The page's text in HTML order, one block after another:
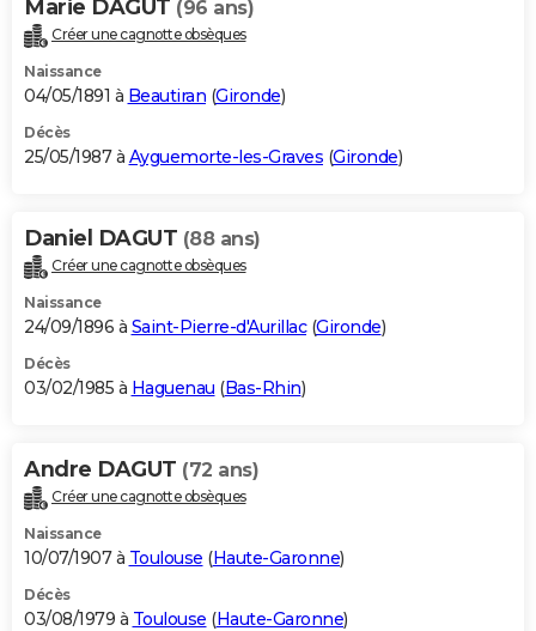
Marie DAGUT (96 ans)
Créer une cagnotte obsèques
Naissance
04/05/1891 à Beautiran (Gironde)
Décès
25/05/1987 à Ayguemorte-les-Graves (Gironde)
Daniel DAGUT (88 ans)
Créer une cagnotte obsèques
Naissance
24/09/1896 à Saint-Pierre-d'Aurillac(Gironde)
Décès
03/02/1985 à Haguenau (Bas-Rhin)
Andre DAGUT (72 ans)
Créer une cagnotte obsèques
Naissance
10/07/1907 à Toulouse (Haute-Garonne)
Décès
03/08/1979 à Toulouse (Haute-Garonne)